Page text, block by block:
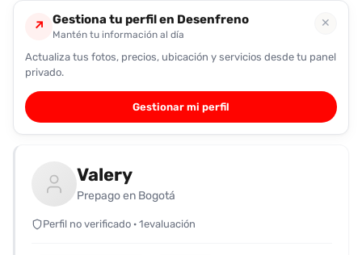
Favoritos
Pronto
podrás
registrarte
guardar
favoritas
para
↗ Gestiona tu perfil en Desenfreno
Mantén tu información al día
✕
Actualiza tus fotos, precios, ubicación y servicios desde tu panel
privado.
Gestionar mi perfil
Valery
Prepago en Bogotá
Perfil no verificado · 1evaluación